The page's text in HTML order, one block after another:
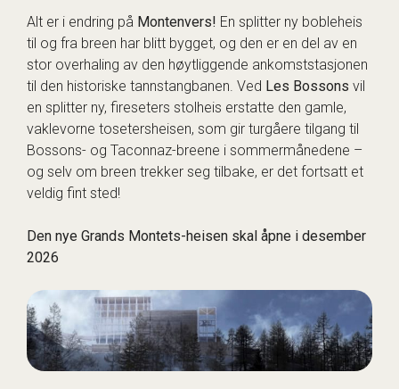
Alt er i endring på Montenvers! En splitter ny bobleheis
til og fra breen har blitt bygget, og den er en del av en
stor overhaling av den høytliggende ankomststasjonen
til den historiske tannstangbanen. Ved Les Bossons vil
en splitter ny, fireseters stolheis erstatte den gamle,
vaklevorne tosetersheisen, som gir turgåere tilgang til
Bossons- og Taconnaz-breene i sommermånedene –
og selv om breen trekker seg tilbake, er det fortsatt et
veldig fint sted!
Den nye Grands Montets-heisen skal åpne i desember
2026